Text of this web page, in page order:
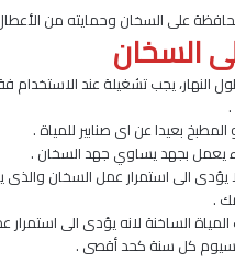
السخان
النهار، يجب تشغيلة عند الاستخدام
.
بعيدا عن اى صنابير للمياة .
يعمل بجهد يساوي جهد السخان .
الى استمرار عمل السخان والذى
.
الساخنة لانه يؤدى الى
كل سنة كحد أقصى .